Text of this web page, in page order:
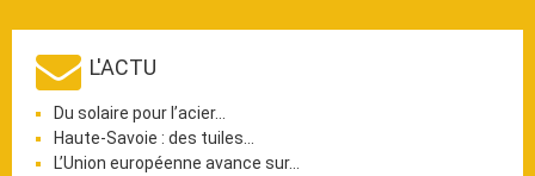
L'ACTU
Du solaire pour l’acier…
Haute-Savoie : des tuiles…
L’Union européenne avance sur…